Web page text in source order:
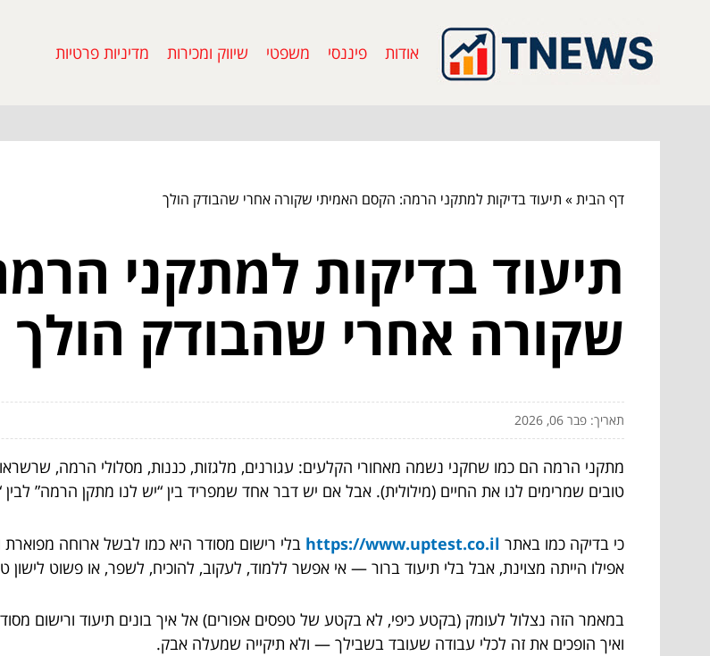
אודות פיננסי משפטי שיווק ומכירות מדיניות פרטיות
דף הבית» תיעוד בדיקות למתקני הרמה: הקסם האמיתי שקורה אחרי שהבודק הולך
תיעוד בדיקות למתקני
שקורה אחרי שהבודק הולך
תאריך: פבר 06, 2026
מתקני הרמה הם כמו שחקני נשמה מאחורי הקלעים: עגורנים, מלגזות, כננות, מסלולי הרמה,
טובים שמרימים לנו את החיים (מילולית). אבל אם יש דבר אחד שמפריד בין “יש לנו מתקן הרמה”
כי בדיקה כמו באתר https://www.uptest.co.il בלי רישום מסודר היא כמו לבשל ארוחה
אפילו הייתה מצוינת, אבל בלי תיעוד ברור — אי אפשר ללמוד, לעקוב, להוכיח, לשפר, או פשוט לישון
במאמר הזה נצלול לעומק (בקטע כיפי, לא בקטע של טפסים אפורים) אל איך בונים תיעוד ורישום
ואיך הופכים את זה לכלי עבודה שעובד בשבילך — ולא תיקייה שמעלה אבק.